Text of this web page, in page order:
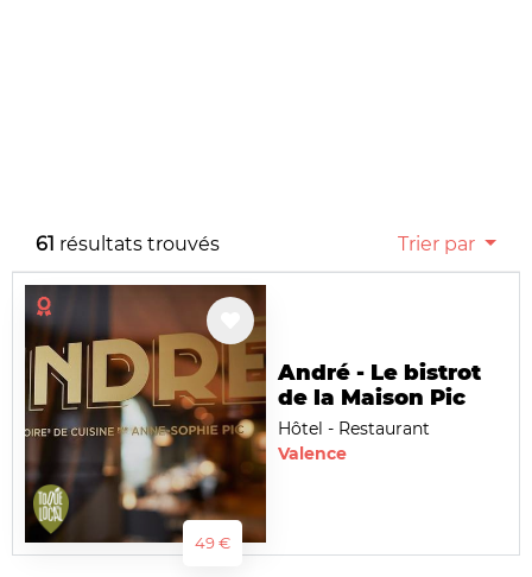
61 résultats trouvés Trier par
49 €
André - Le bistrot
de la Maison Pic
Hôtel - Restaurant
Valence